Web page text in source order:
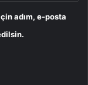
adım, e-posta